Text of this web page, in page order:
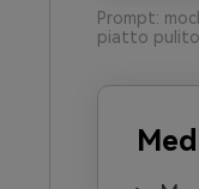
Prompt:
piatto